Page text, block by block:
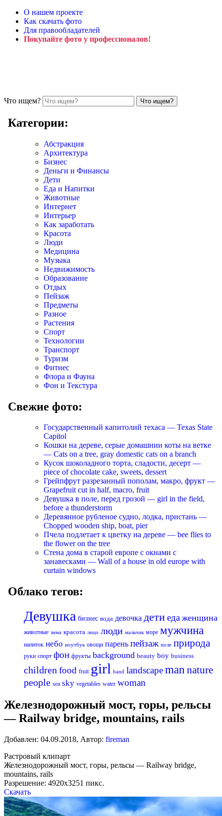
О нашем проекте
Как скачать фото
Для правообладателей
Покупайте фото у профессионалов!
Что ищем?
Категории:
Абстракция
Архитектура
Бизнес
Деньги и Финансы
Дети
Еда и Напитки
Животные
Интернет
Интерьер
Как заработать
Красота
Люди
Медицина
Музыка
Недвижимость
Образование
Отдых
Пейзаж
Предметы
Разное
Растения
Спорт
Технологии
Транспорт
Туризм
Фитнес
Флора и Фауна
Фон и Текстура
Свежие фото:
Государственный капитолий техаса — Texas State
Capitol
Кошки на дереве, серые домашнии коты на ветке
— Cats on a tree, gray domestic cats on a branch
Кусок шоколадного торта, сладости, десерт —
piece of chocolate cake, sweets, dessert
Грейпфрут разрезанный пополам, макро, фрукт —
Grapefruit cut in half, macro, fruit
Девушка в поле, перед грозой — girl in the field,
before a thunderstorm
Деревянное рубленое судно, лодка, пристань —
Chopped wooden ship, boat, pier
Пчела подлетает к цветку на дереве — bee flies to
the flower on the tree
Стена дома в старой европе с окнами с
занавесками — Wall of a house in old europe with
curtain windows
Облако тегов:
Девушка бизнес вода девочка детиеда женщина
животные зима красота лицо люди мальчик море мужчина
напиток небо ноутбук овощи парень пейзаж поле природа
руки спорт фон фрукты background beauty boy business
childrenfood fruit girl hand landscapeman nature
people sea sky vegetables water woman
Железнодорожный мост, горы, рельсы
— Railway bridge, mountains, rails
Добавлен: 04.09.2018, Автор: fireman
Растровый клипарт
Железнодорожный мост, горы, рельсы — Railway bridge,
mountains, rails
Разрешение: 4920х3251 пикс.
Скачать